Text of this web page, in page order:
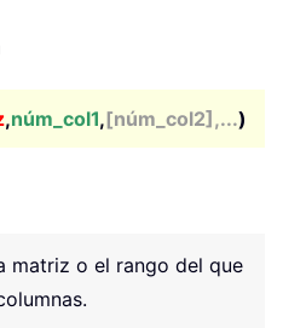
,núm_col1,[núm_col2],...)
matriz o el rango del que